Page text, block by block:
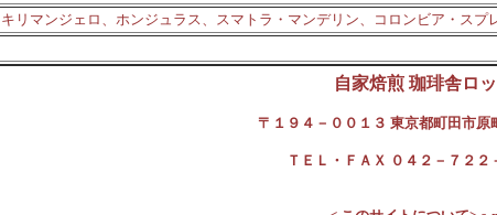
キリマンジェロ、ホンジュラス、スマトラ・マンデリン、コロンビア・ス
自家焙煎 珈琲舎ロ
〒１９４－００１３ 東京都町田市原
ＴＥＬ・ＦＡＸ ０４２－７２２